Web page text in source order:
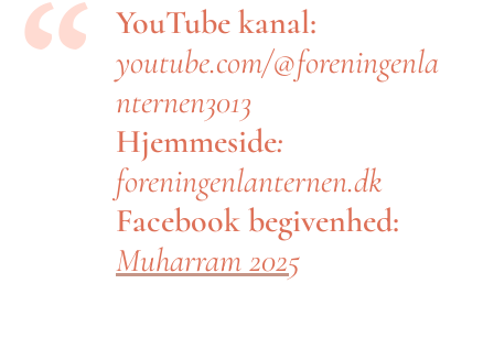
YouTube kanal:
youtube.com/@foreningenla
nternen3013
Hjemmeside:
foreningenlanternen.dk
Facebook begivenhed:
Muharram 2025